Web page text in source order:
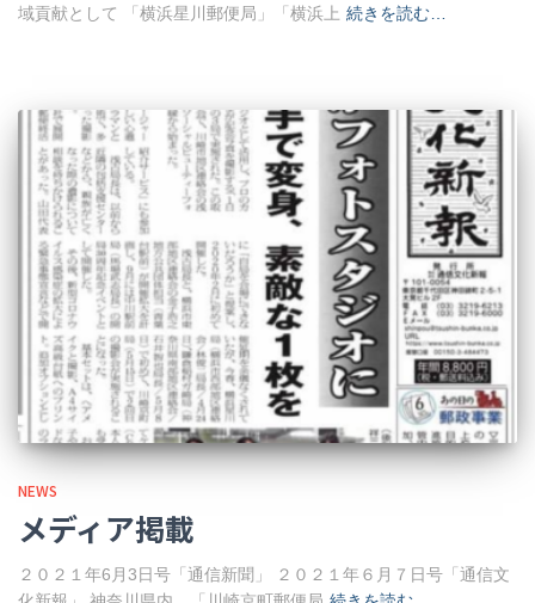
域貢献として 「横浜星川郵便局」「横浜上 続きを読む…
NEWS
メディア掲載
２０２１年6月3日号「通信新聞」 ２０２１年６月７日号「通信文